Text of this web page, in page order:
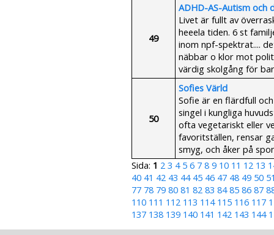
49
ADHD-AS-Autism och
Livet är fullt av
heeela tiden. 6 st
inom npf-spektrat....
näbbar o klor mot
värdig skolgång för
50
Sofies Värld
Sofie är en flärdfull
singel i kungliga
ofta vegetariskt eller
favoritställen, rensar
smyg, och åker på
Sida: 1 2 3 4 5 6 7 8 9 10 11 12 13
40 41 42 43 44 45 46 47 48 49 50
77 78 79 80 81 82 83 84 85 86 87
110 111 112 113 114 115 116 117
137 138 139 140 141 142 143 144